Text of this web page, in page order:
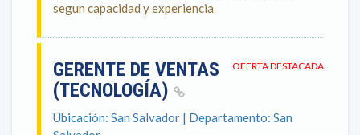
segun capacidad y experiencia
OFERTA DESTACADA
GERENTE DE VENTAS
(TECNOLOGÍA)
Ubicación: San Salvador | Departamento: San